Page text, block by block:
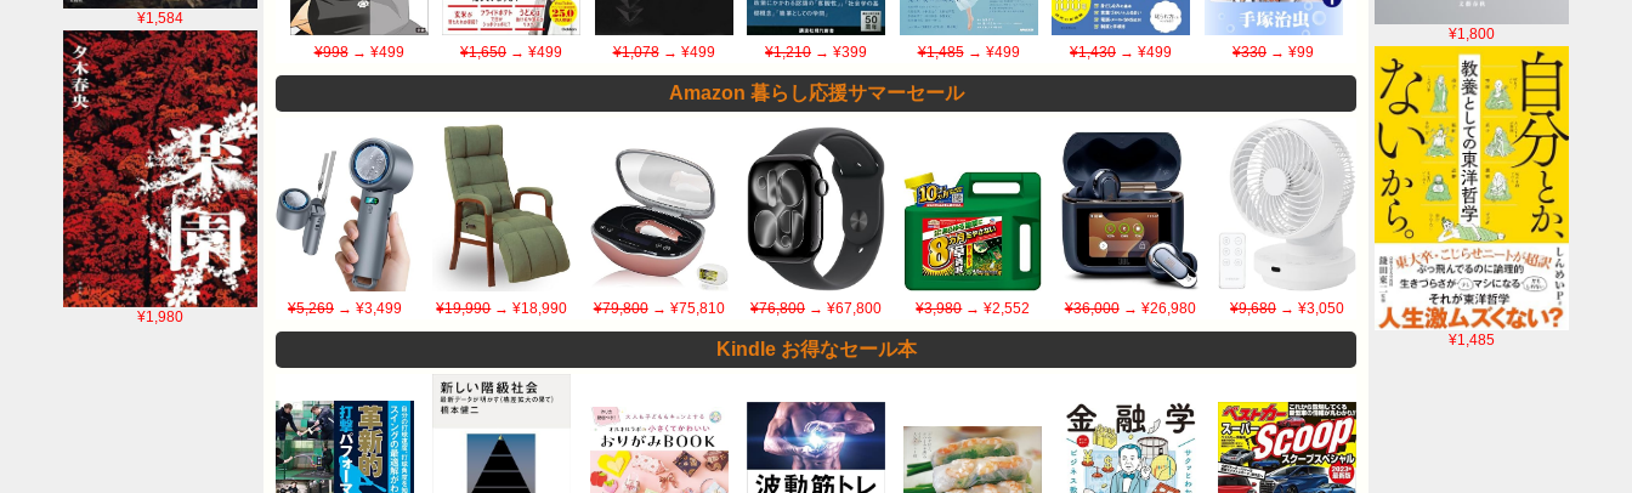
¥1,800
¥1,485
¥1,584
¥1,980
¥998→ ¥499 ¥1,650 → ¥499 ¥1,078→ ¥499 ¥1,210 → ¥399 ¥1,485→ ¥499 ¥1,430 → ¥499 ¥330 → ¥99
Amazon 暮らし応援サマーセール
¥5,269 → ¥3,499 ¥19,990→ ¥18,990 ¥79,800→ ¥75,810 ¥76,800→ ¥67,800 ¥3,980→ ¥2,552 ¥36,000→ ¥26,980 ¥9,680→ ¥3,050
Kindle お得なセール本